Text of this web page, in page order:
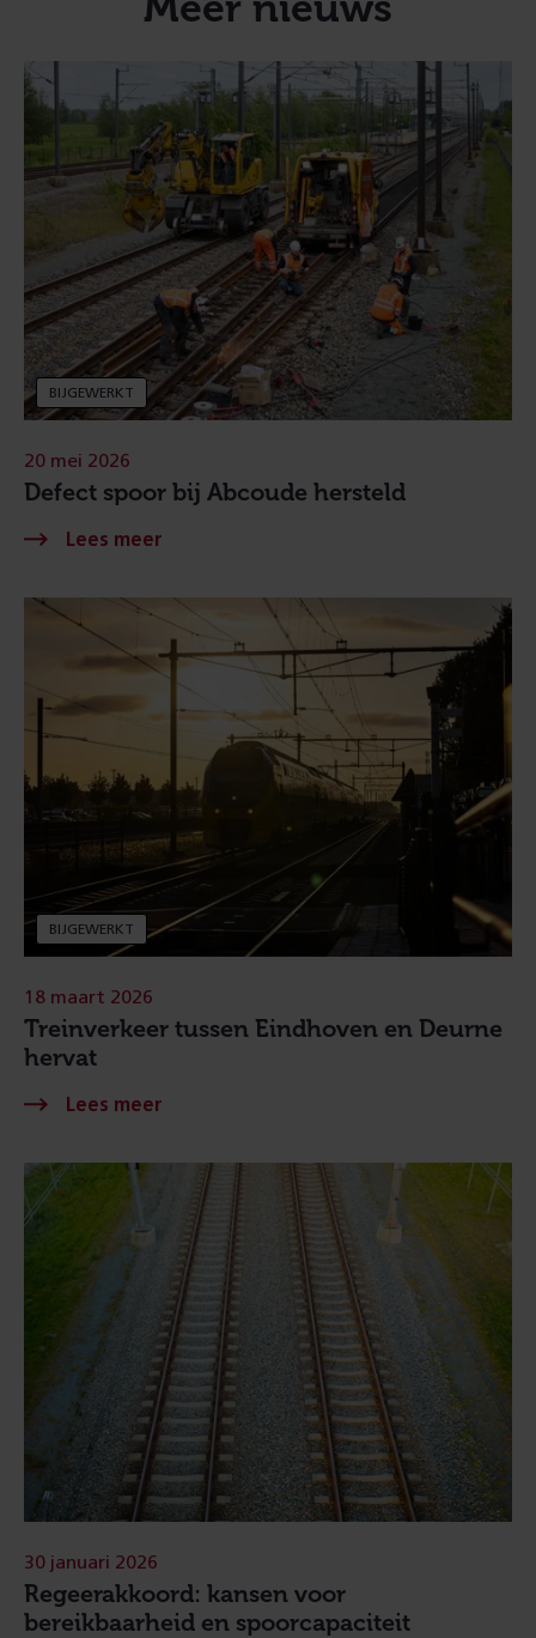
BIJGEWERKT
Defect spoor bij Abcoude hersteld
20 mei 2026
BIJGEWERKT
Treinverkeer tussen Eindhoven en Deurne
hervat
18 maart 2026
Regeerakkoord: kansen voor
bereikbaarheid en spoorcapaciteit
30 januari 2026